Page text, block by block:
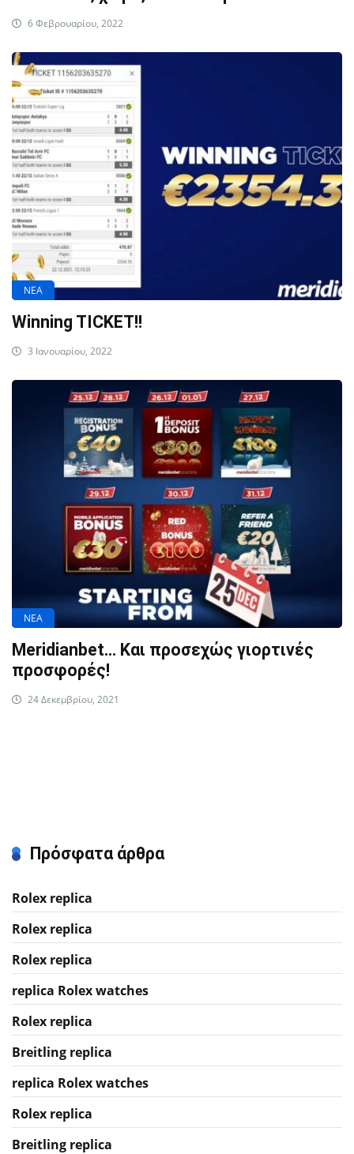
6 Φεβρουαρίου, 2022
ΝΕΑ
Winning TICKET!!
3 Ιανουαρίου, 2022
ΝΕΑ
Meridianbet… Και προσεχώς γιορτινές
προσφορές!
24 Δεκεμβρίου, 2021
Πρόσφατα άρθρα
Rolex replica
Rolex replica
Rolex replica
replica Rolex watches
Rolex replica
Breitling replica
replica Rolex watches
Rolex replica
Breitling replica